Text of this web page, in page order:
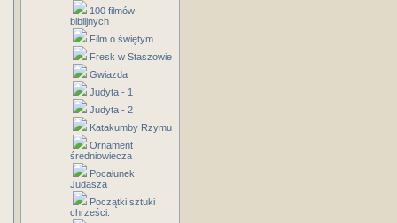
100 filmów
biblijnych
Film o świętym
Fresk w Staszowie
Gwiazda
Judyta - 1
Judyta - 2
Katakumby Rzymu
Ornament
średniowiecza
Pocałunek
Judasza
Początki sztuki
chrześci.